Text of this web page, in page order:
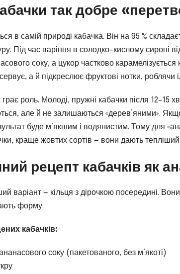
так добре
в самій природі кабачка. Він на 95 %
Під час варіння в солодко-кислому сиропі
соку, а цукор частково
а й підкреслює фруктові нотки,
грає роль. Молоді, пружні кабачки після
але й не залишаються «дерев’яними».
буде м’якшим і водянистим. Тому для
краще жовтих сортів — вони дають
рецепт кабачків як
варіант — кільця з дірочкою посередині.
форму.
кабачків:
соку (пакетованого, без м’якоті)